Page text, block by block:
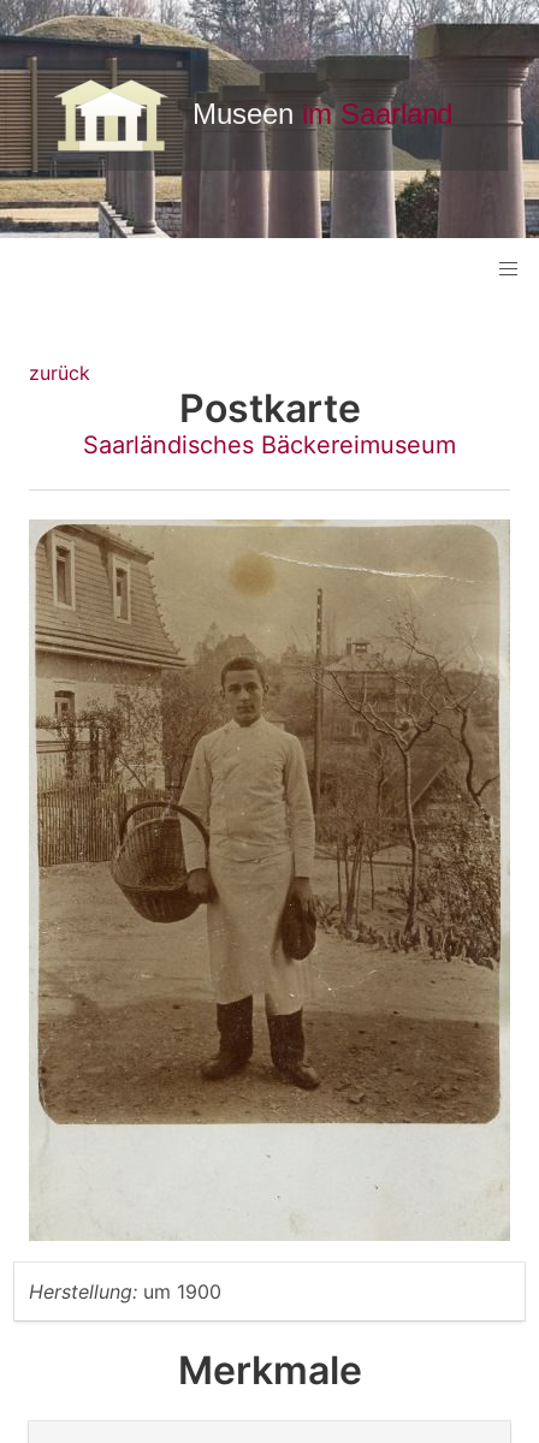
zurück
Postkarte
Saarländisches Bäckereimuseum
Herstellung: um 1900
Merkmale